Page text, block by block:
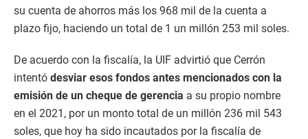
su cuenta de ahorros más los 968 mil de la cuenta a
plazo fijo, haciendo un total de 1 un millón 253 mil soles.
De acuerdo con la fiscalía, la UIF advirtió que Cerrón
intentó desviar esos fondos antes mencionados con la
emisión de un cheque de gerencia a su propio nombre
en el 2021, por un monto total de un millón 236 mil 543
soles, que hoy ha sido incautados por la fiscalía de